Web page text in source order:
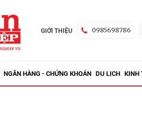
GIỚI THIỆU 0985698786
NGÂN HÀNG - CHỨNG KHOÁN DU LỊCH KINH